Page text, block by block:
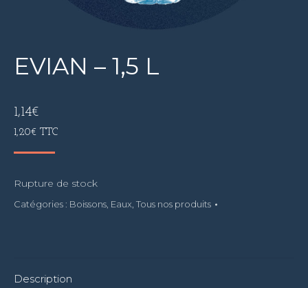
EVIAN – 1,5 L
1,14€
1,20€ TTC
Rupture de stock
Catégories : Boissons Eaux Tous nos produits
Description